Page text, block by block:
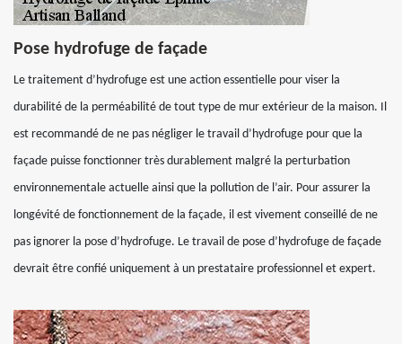
Pose hydrofuge de façade
Le traitement d’hydrofuge est une action essentielle pour viser la
durabilité de la perméabilité de tout type de mur extérieur de la maison. Il
est recommandé de ne pas négliger le travail d’hydrofuge pour que la
façade puisse fonctionner très durablement malgré la perturbation
environnementale actuelle ainsi que la pollution de l’air. Pour assurer la
longévité de fonctionnement de la façade, il est vivement conseillé de ne
pas ignorer la pose d’hydrofuge. Le travail de pose d’hydrofuge de façade
devrait être confié uniquement à un prestataire professionnel et expert.